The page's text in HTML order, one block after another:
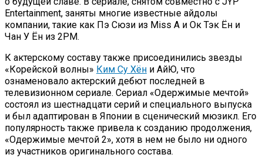
Entertainment, заняты многие известные айдолы
компании, такие как Пэ Сюзи из Miss A и Ок Тэк Ён и
Чан У Ён из 2PM.
К актерскому составу также присоединились звезды
«Корейской волны» Ким Су Хён и АйЮ, что
ознаменовало актерский дебют последней в
телевизионном сериале. Сериал «Одержимые мечтой»
состоял из шестнадцати серий и специального выпуска
и был адаптирован в Японии в сценический мюзикл. Его
популярность также привела к созданию продолжения,
«Одержимые мечтой 2», хотя в нем не было ни одного
из участников оригинального состава.